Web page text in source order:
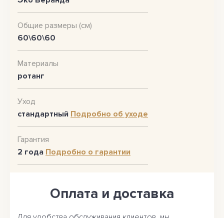
Общие размеры (см)
60\60\60
Материалы
ротанг
Уход
стандартный Подробно об уходе
Гарантия
2 года Подробно о гарантии
Оплата и доставка